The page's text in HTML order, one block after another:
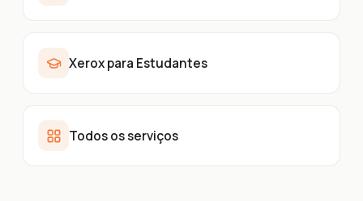
Xerox para Estudantes
Todos os serviços